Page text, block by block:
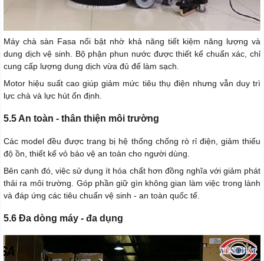
Máy chà sàn Fasa nổi bật nhờ khả năng tiết kiệm năng lượng và
dung dịch vệ sinh. Bộ phận phun nước được thiết kế chuẩn xác, chỉ
cung cấp lượng dung dịch vừa đủ để làm sạch.
Motor hiệu suất cao giúp giảm mức tiêu thụ điện nhưng vẫn duy trì
lực chà và lực hút ổn định.
5.5 An toàn - thân thiện môi trường
Các model đều được trang bị hệ thống chống rò rỉ điện, giảm thiểu
độ ồn, thiết kế vỏ bảo vệ an toàn cho người dùng.
Bên cạnh đó, việc sử dụng ít hóa chất hơn đồng nghĩa với giảm phát
thải ra môi trường. Góp phần giữ gìn không gian làm việc trong lành
và đáp ứng các tiêu chuẩn vệ sinh - an toàn quốc tế.
5.6 Đa dòng máy - đa dụng